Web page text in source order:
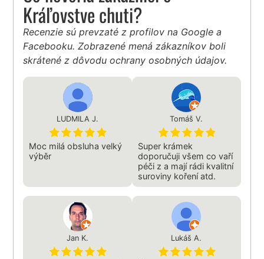
Kráľovstve chuti?
Recenzie sú prevzaté z profilov na Google a
Facebooku. Zobrazené mená zákazníkov boli
skrátené z dôvodu ochrany osobných údajov.
LUDMILA J.
Moc milá obsluha velký
výběr
Tomáš V.
Super krámek
doporučuji všem co vaří
péči z a mají rádi kvalitní
suroviny koření atd.
Jan K. Lukáš A.